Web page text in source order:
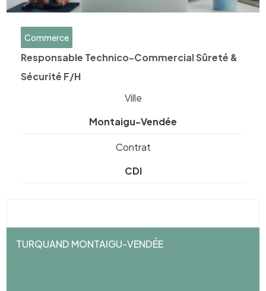
Commerce
Responsable Technico-Commercial Sûreté &
Sécurité F/H
Ville
Montaigu-Vendée
Contrat
CDI
TURQUAND MONTAIGU-VENDÉE